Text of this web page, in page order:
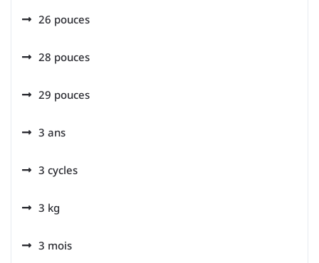
26 pouces
28 pouces
29 pouces
3 ans
3 cycles
3 kg
3 mois